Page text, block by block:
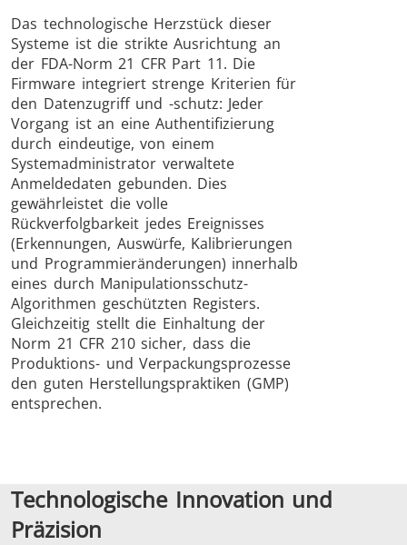
Das technologische Herzstück dieser
Systeme ist die strikte Ausrichtung an
der FDA-Norm 21 CFR Part 11. Die
Firmware integriert strenge Kriterien für
den Datenzugriff und -schutz: Jeder
Vorgang ist an eine Authentifizierung
durch eindeutige, von einem
Systemadministrator verwaltete
Anmeldedaten gebunden. Dies
gewährleistet die volle
Rückverfolgbarkeit jedes Ereignisses
(Erkennungen, Auswürfe, Kalibrierungen
und Programmieränderungen) innerhalb
eines durch Manipulationsschutz-
Algorithmen geschützten Registers.
Gleichzeitig stellt die Einhaltung der
Norm 21 CFR 210 sicher, dass die
Produktions- und Verpackungsprozesse
den guten Herstellungspraktiken (GMP)
entsprechen.
Technologische Innovation und
Präzision